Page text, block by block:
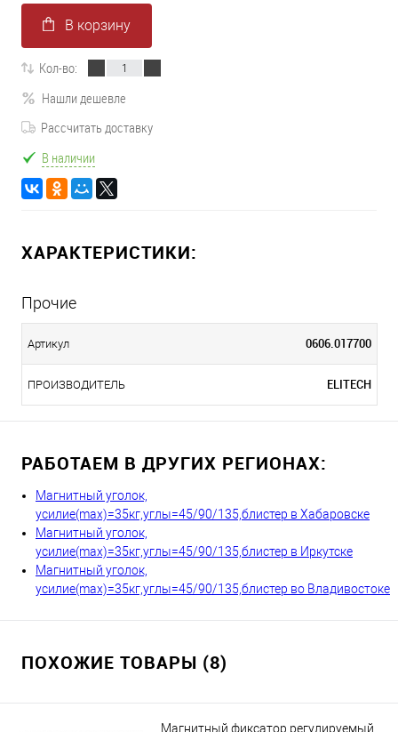
В корзину
Кол-во:
Нашли дешевле
Рассчитать доставку
В наличии
ХАРАКТЕРИСТИКИ:
Прочие
Артикул 0606.017700
ПРОИЗВОДИТЕЛЬ ELITECH
РАБОТАЕМ В ДРУГИХ РЕГИОНАХ:
Магнитный уголок,
усилие(max)=35кг,углы=45/90/135,блистер в Хабаровске
Магнитный уголок,
усилие(max)=35кг,углы=45/90/135,блистер в Иркутске
Магнитный уголок,
усилие(max)=35кг,углы=45/90/135,блистер во Владивостоке
ПОХОЖИЕ ТОВАРЫ (8)
Магнитный фиксатор регулируемый,